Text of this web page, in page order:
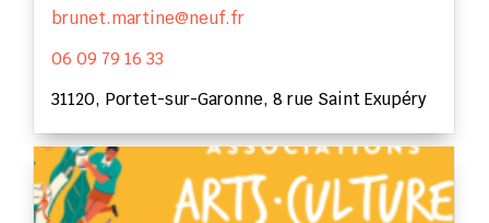
brunet.martine@neuf.fr
06 09 79 16 33
31120, Portet-sur-Garonne, 8 rue Saint Exupéry